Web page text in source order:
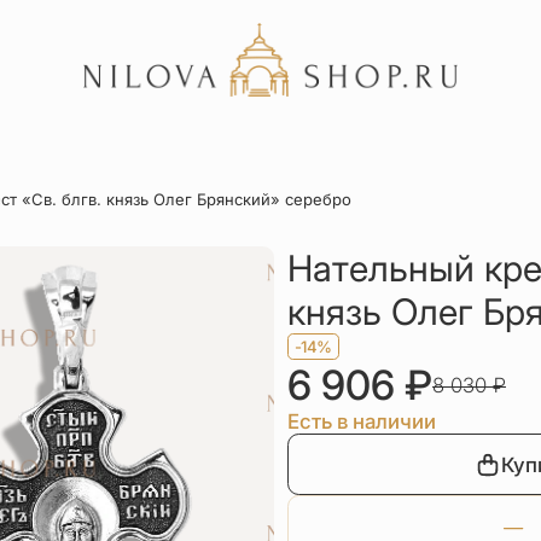
Акции
«Cв. блгв. князь Олег Брянский» серебро
Нательный
князь Олег
-14%
6 906 ₽8 030₽
Есть в наличии